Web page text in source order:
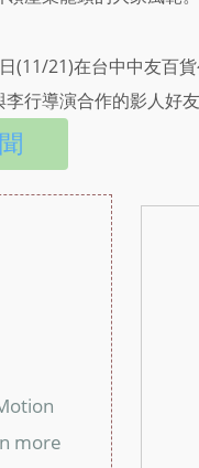
(11/21)在台中中友百
行導演合作的影人好友
more